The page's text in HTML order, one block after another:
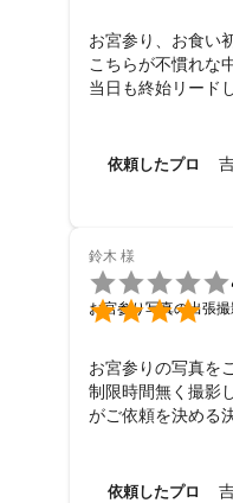
お宮参り、お食い
こちらが不慣れな
当日も終始リード
いやな顔一つせず
依頼したプロ
鈴木 様


お宮参り写真の出張
お宮参りの写真を
制限時間無く撮影
がご依頼を決める
テキな家族写真
依頼したプロ